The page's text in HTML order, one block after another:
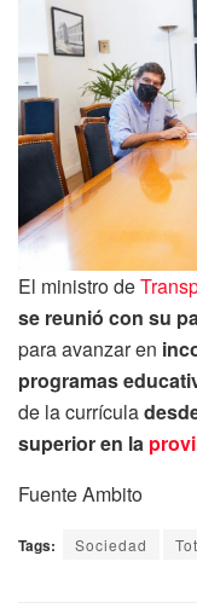
El ministro de
se reunió con su
para avanzar en
programas
de la currícula
superior en la
Fuente Ambito
Tags: Sociedad